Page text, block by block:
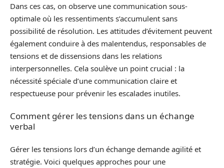
Dans ces cas, on observe une communication sous-
optimale où les ressentiments s’accumulent sans
possibilité de résolution. Les attitudes d’évitement peuvent
également conduire à des malentendus, responsables de
tensions et de dissensions dans les relations
interpersonnelles. Cela soulève un point crucial : la
nécessité spéciale d’une communication claire et
respectueuse pour prévenir les escalades inutiles.
Comment gérer les tensions dans un échange
verbal
Gérer les tensions lors d’un échange demande agilité et
stratégie. Voici quelques approches pour une